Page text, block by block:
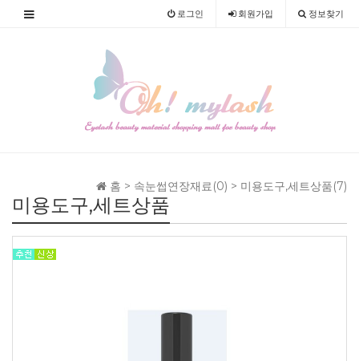
로그인 회원가입 정보찾기
홈 > 속눈썹연장재료(0) > 미용도구,세트상품(7)
미용도구,세트상품